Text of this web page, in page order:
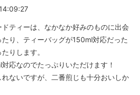
ティーは、なかなか好みのものに出会
り、ティーバッグが150ml対応だった
りします。
応なのでたっぷりいただけます！
ないですが、二番煎じも十分おいしか